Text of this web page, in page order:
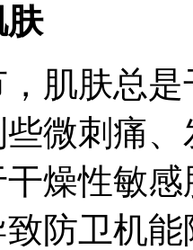
肤
肌肤总
微刺痛
燥性敏
防卫机